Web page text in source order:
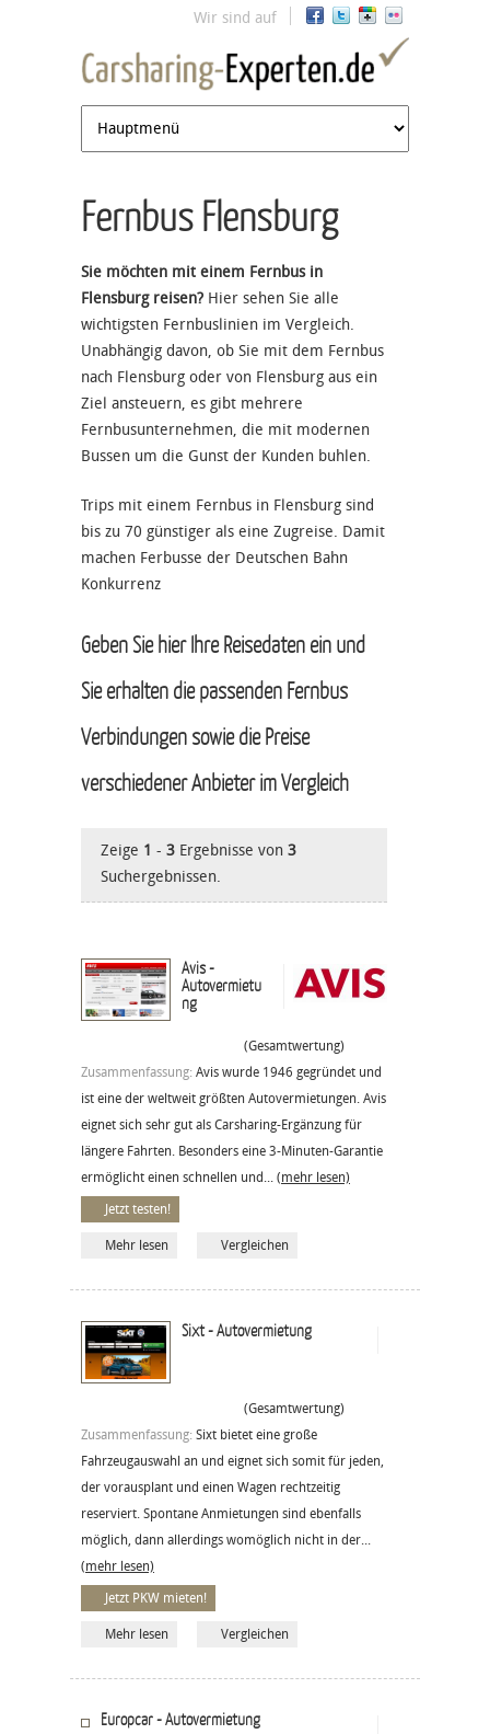
Jump to navigation
Wir sind auf
Fernbus Flensburg
Sie möchten mit einem Fernbus in
Flensburg reisen? Hier sehen Sie alle
wichtigsten Fernbuslinien im Vergleich.
Unabhängig davon, ob Sie mit dem Fernbus
nach Flensburg oder von Flensburg aus ein
Ziel ansteuern, es gibt mehrere
Fernbusunternehmen, die mit modernen
Bussen um die Gunst der Kunden buhlen.
Trips mit einem Fernbus in Flensburg sind
bis zu 70 günstiger als eine Zugreise. Damit
machen Ferbusse der Deutschen Bahn
Konkurrenz
Geben Sie hier Ihre Reisedaten ein und
Sie erhalten die passenden Fernbus
Verbindungen sowie die Preise
verschiedener Anbieter im Vergleich
Zeige 1 - 3 Ergebnisse von 3
Suchergebnissen.
Avis -
Autovermietu
ng
(Gesamtwertung)
Zusammenfassung: Avis wurde 1946 gegründet und
ist eine der weltweit größten Autovermietungen. Avis
eignet sich sehr gut als Carsharing-Ergänzung für
längere Fahrten. Besonders eine 3-Minuten-Garantie
ermöglicht einen schnellen und... (mehr lesen)
Jetzt testen!
Mehr lesen Vergleichen
Sixt - Autovermietung
(Gesamtwertung)
Zusammenfassung: Sixt bietet eine große
Fahrzeugauswahl an und eignet sich somit für jeden,
der vorausplant und einen Wagen rechtzeitig
reserviert. Spontane Anmietungen sind ebenfalls
möglich, dann allerdings womöglich nicht in der...
(mehr lesen)
Jetzt PKW mieten!
Mehr lesen Vergleichen
Europcar - Autovermietung